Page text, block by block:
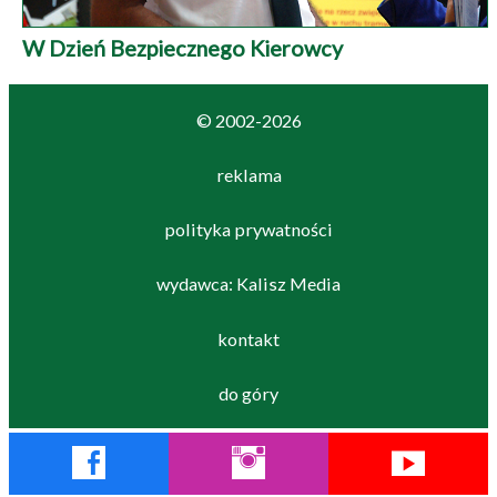
W Dzień Bezpiecznego Kierowcy
© 2002-2026
reklama
polityka prywatności
wydawca: Kalisz Media
kontakt
do góry